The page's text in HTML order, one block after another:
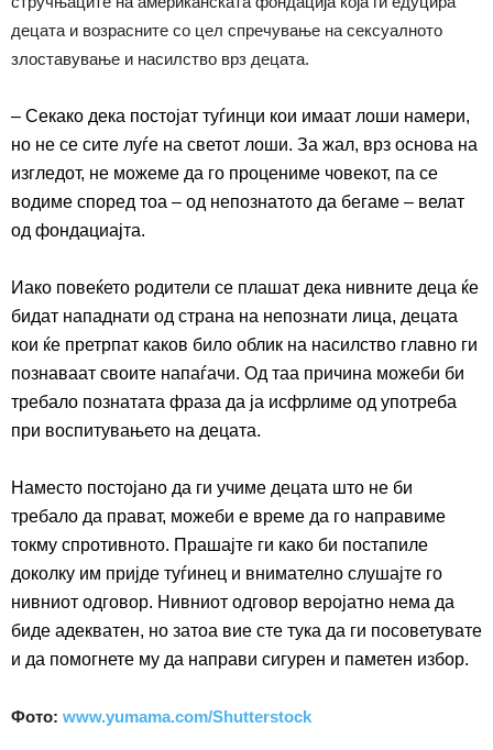
децата и возрасните со цел спречување на сексуалното
злоставување и насилство врз децата.
– Секако дека постојат туѓинци кои имаат лоши намери,
но не се сите луѓе на светот лоши. За жал, врз основа на
изгледот, не можеме да го процениме човекот, па се
водиме според тоа – од непознатото да бегаме – велат
од фондациајта.
Иако повеќето родители се плашат дека нивните деца ќе
бидат нападнати од страна на непознати лица, децата
кои ќе претрпат каков било облик на насилство главно ги
познаваат своите напаѓачи. Од таа причина можеби би
требало познатата фраза да ја исфрлиме од употреба
при воспитувањето на децата.
Наместо постојано да ги учиме децата што не би
требало да прават, можеби е време да го направиме
токму спротивното. Прашајте ги како би постапиле
доколку им пријде туѓинец и внимателно слушајте го
нивниот одговор. Нивниот одговор веројатно нема да
биде адекватен, но затоа вие сте тука да ги посоветувате
и да помогнете му да направи сигурен и паметен избор.
Фото: www.yumama.com/Shutterstock